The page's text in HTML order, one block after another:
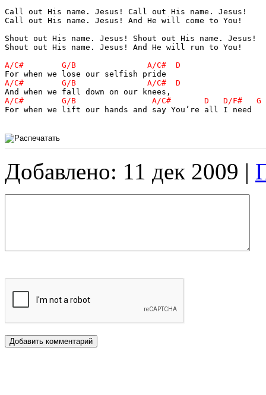
Call out His name. Jesus! Call out His name. Jesus!
Call out His name. Jesus! And He will come to You!
Shout out His name. Jesus! Shout out His name. Jesus!
Shout out His name. Jesus! And He will run to You!
For when we lift our hands and say You’re all I need
Добавлено: 11 дек 2009 |